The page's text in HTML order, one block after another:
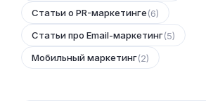
Статьи о PR-маркетинге(6)
Статьи про Email-маркетинг(5)
Мобильный маркетинг(2)